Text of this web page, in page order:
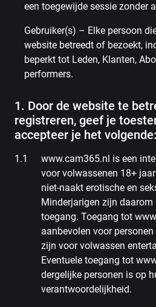
een toegewijde sessie zonder
Gebruiker(s) – Elke persoon
website betreedt of bezoekt,
beperkt tot Leden, Klanten,
performers.
1. Door de website te
registreren, geef je
accepteer je het volgende:
www.cam365.nl is een
voor volwassenen 18+
niet-naakt erotische en
Minderjarigen zijn daarom
toegang. Toegang tot
aanbevolen voor
zijn voor volwassen
Eventuele toegang tot
dergelijke personen is op
verantwoordelijkheid.